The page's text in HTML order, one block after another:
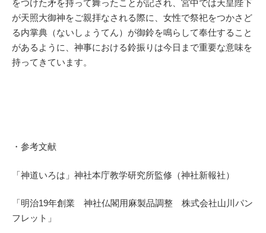
をつけた矛を持って舞ったことが記され、宮中では天皇陛下
が天照大御神をご親拝なされる際に、女性で祭祀をつかさど
る内掌典（ないしょうてん）が御鈴を鳴らして奉仕すること
があるように、神事における鈴振りは今日まで重要な意味を
持ってきています。
・参考文献
「神道いろは」神社本庁教学研究所監修（神社新報社）
「明治19年創業 神社仏閣用麻製品調整 株式会社山川パン
フレット」